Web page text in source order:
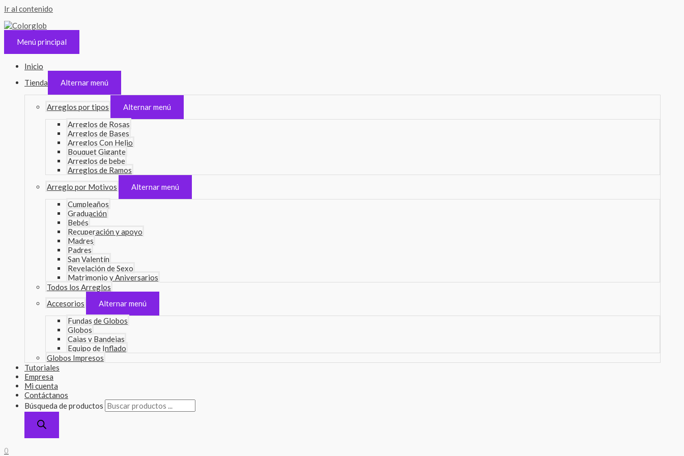
Ir al contenido
Menú principal
Inicio
Tienda
Alternar menú
Arreglos por tipos
Alternar menú
Arreglos de Rosas
Arreglos de Bases
Arreglos Con Helio
Bouquet Gigante
Arreglos de bebe
Arreglos de Ramos
Arreglo por Motivos
Alternar menú
Cumpleaños
Graduación
Bebés
Recuperación y apoyo
Madres
Padres
San Valentín
Revelación de Sexo
Matrimonio y Aniversarios
Todos los Arreglos
Accesorios
Alternar menú
Fundas de Globos
Globos
Cajas y Bandejas
Equipo de Inflado
Globos Impresos
Tutoriales
Empresa
Mi cuenta
Contáctanos
Búsqueda de productos
0